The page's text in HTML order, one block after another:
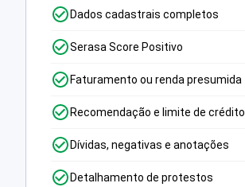
Dados cadastrais completos
Serasa Score Positivo
Faturamento ou renda presumida
Recomendação e limite de crédito
Dívidas, negativas e anotações
Detalhamento de protestos